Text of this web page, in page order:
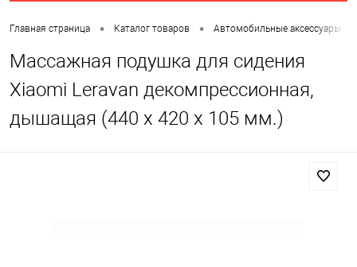
Главная страница • Каталог товаров • Автомобильные аксессуары
Массажная подушка для сидения
Xiaomi Leravan декомпрессионная,
дышащая (440 х 420 x 105 мм.)